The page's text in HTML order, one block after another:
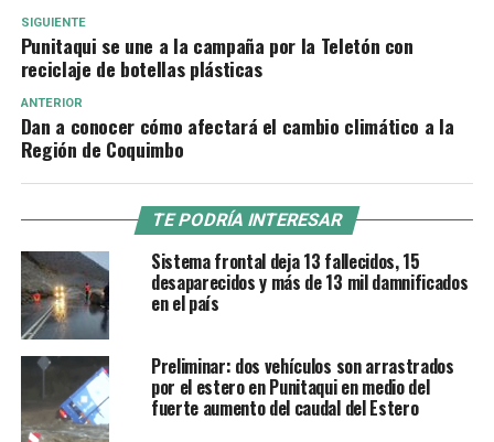
SIGUIENTE
Punitaqui se une a la campaña por la Teletón con
reciclaje de botellas plásticas
ANTERIOR
Dan a conocer cómo afectará el cambio climático a la
Región de Coquimbo
TE PODRÍA INTERESAR
Sistema frontal deja 13 fallecidos, 15
desaparecidos y más de 13 mil damnificados
en el país
Preliminar: dos vehículos son arrastrados
por el estero en Punitaqui en medio del
fuerte aumento del caudal del Estero